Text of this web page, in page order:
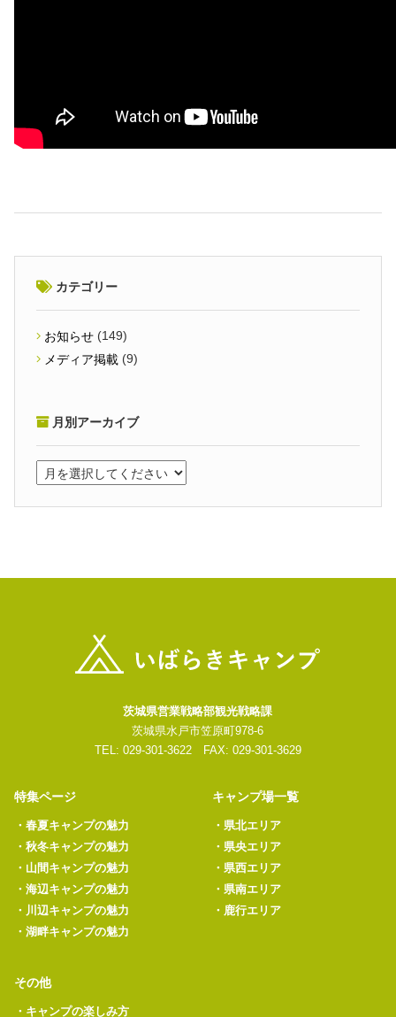
カテゴリー
お知らせ (149)
メディア掲載 (9)
月別アーカイブ
茨城県営業戦略部観光戦略課
茨城県水戸市笠原町978-6
TEL: 029-301-3622 FAX: 029-301-3629
特集ページ
・ 春夏キャンプの魅力
・ 秋冬キャンプの魅力
・ 山間キャンプの魅力
・ 海辺キャンプの魅力
・ 川辺キャンプの魅力
・ 湖畔キャンプの魅力
キャンプ場一覧
・ 県北エリア
・ 県央エリア
・ 県西エリア
・ 県南エリア
・ 鹿行エリア
その他
・ キャンプの楽しみ方